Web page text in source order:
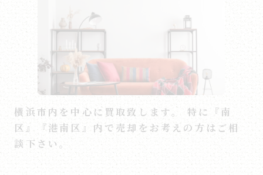
横浜市内を中心に買取致します。 特に『南
区』『港南区』内で売却をお考えの方はご相
談下さい。